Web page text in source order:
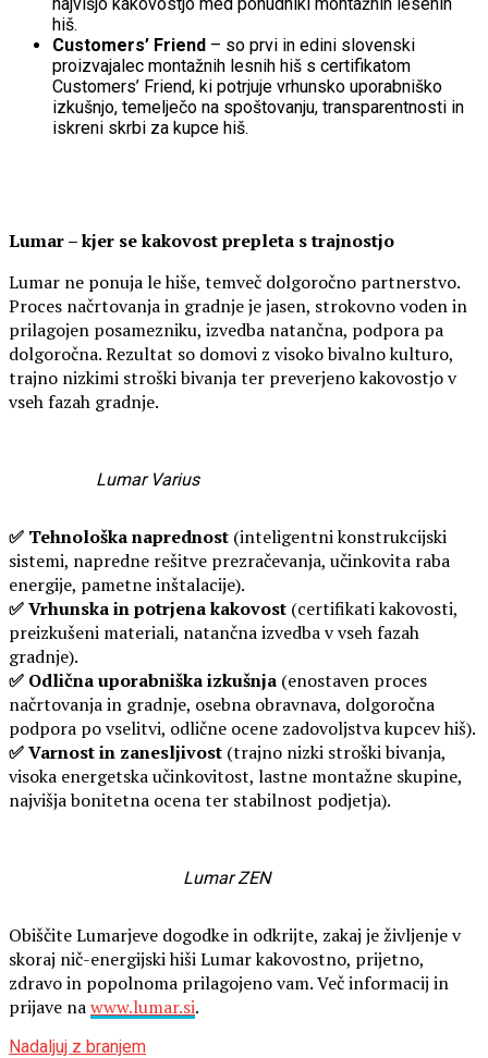
hiš.
Customers’ Friend – so prvi in edini slovenski
proizvajalec montažnih lesnih hiš s certifikatom
Customers’ Friend, ki potrjuje vrhunsko uporabniško
izkušnjo, temelječo na spoštovanju, transparentnosti in
iskreni skrbi za kupce hiš.
Lumar – kjer se kakovost prepleta s trajnostjo
Lumar ne ponuja le hiše, temveč dolgoročno partnerstvo.
Proces načrtovanja in gradnje je jasen, strokovno voden in
prilagojen posamezniku, izvedba natančna, podpora pa
dolgoročna. Rezultat so domovi z visoko bivalno kulturo,
trajno nizkimi stroški bivanja ter preverjeno kakovostjo v
vseh fazah gradnje.
Lumar Varius
✅ Tehnološka naprednost (inteligentni konstrukcijski
sistemi, napredne rešitve prezračevanja, učinkovita raba
energije, pametne inštalacije).
✅ Vrhunska in potrjena kakovost (certifikati kakovosti,
preizkušeni materiali, natančna izvedba v vseh fazah
gradnje).
✅ Odlična uporabniška izkušnja (enostaven proces
načrtovanja in gradnje, osebna obravnava, dolgoročna
podpora po vselitvi, odlične ocene zadovoljstva kupcev hiš).
✅ Varnost in zanesljivost (trajno nizki stroški bivanja,
visoka energetska učinkovitost, lastne montažne skupine,
najvišja bonitetna ocena ter stabilnost podjetja).
Lumar ZEN
Obiščite Lumarjeve dogodke in odkrijte, zakaj je življenje v
skoraj nič-energijski hiši Lumar kakovostno, prijetno,
zdravo in popolnoma prilagojeno vam. Več informacij in
prijave nawww.lumar.si.
Nadaljuj z branjem